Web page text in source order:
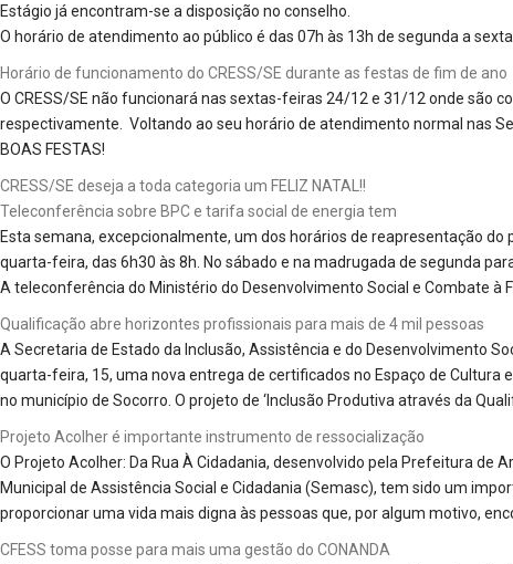
Estágio já encontram-se a disposição no conselho.
O horário de atendimento ao público é das 07h às 13h de segunda a
Horário de funcionamento do CRESS/SE durante as festas de fim de ano
O CRESS/SE não funcionará nas sextas-feiras 24/12 e 31/12 onde são
respectivamente. Voltando ao seu horário de atendimento normal nas
BOAS FESTAS!
CRESS/SE deseja a toda categoria um FELIZ NATAL!!
Teleconferência sobre BPC e tarifa social de energia tem
Esta semana, excepcionalmente, um dos horários de reapresentação do
quarta-feira, das 6h30 às 8h. No sábado e na madrugada de segunda
A teleconferência do Ministério do Desenvolvimento Social e Combate à
Qualificação abre horizontes profissionais para mais de 4 mil pessoas
A Secretaria de Estado da Inclusão, Assistência e do Desenvolvimento
quarta-feira, 15, uma nova entrega de certificados no Espaço de Cultura
no município de Socorro. O projeto de ‘Inclusão Produtiva através da
Projeto Acolher é importante instrumento de ressocialização
O Projeto Acolher: Da Rua À Cidadania, desenvolvido pela Prefeitura de
Municipal de Assistência Social e Cidadania (Semasc), tem sido um
proporcionar uma vida mais digna às pessoas que, por algum motivo,
CFESS toma posse para mais uma gestão do CONANDA